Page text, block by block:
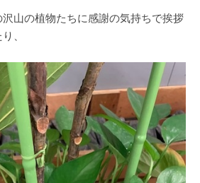
山の植物たちに感謝の気持ちで挨拶
、